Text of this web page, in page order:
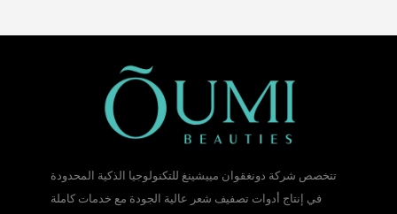
تتخصص شركة دونغقوان مييشينغ للتكنولوجيا الذكية المحدودة
في إنتاج أدوات تصفيف شعر عالية الجودة مع خدمات كاملة